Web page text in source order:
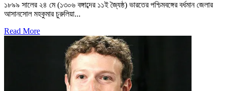
১৮৯৯ সালের ২৪ মে (১৩০৬ বঙ্গাব্দের ১১ই জ্যৈষ্ঠ) ভারতের পশ্চিমবঙ্গের বর্ধমান জেলার
আসানসোল মহকুমার চুরুলিয়া...
Read More